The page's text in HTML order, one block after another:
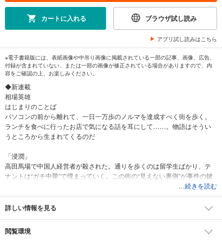
カートに入れる ブラウザ試し読み
アプリ試し読みはこちら
※電子書籍版には、表紙画像や中吊り画像に掲載されている一部の記事、画像、広告、
付録が含まれていない、または一部の画像が修正されている場合がありますので、内
容をご確認の上、お楽しみください。
◆新連載
相場英雄
はじまりのことば
パソコンの前から離れて、一日一万歩のノルマを達成すべく街を歩く。
ランチを食べに行ったお店で気になる話を耳にして……。物語はそうい
うところから生まれてくるのだ
「浸潤」
高田馬場で中国人経営者が殺された。通りを歩くのは留学生ばかり、テ
ナントは“ガチ中華”で埋まっていく。この街の“見えない裏側”が事件の鍵
を握る！ 捜査一課・仲村は、やる気のない若手捜査員・井上と真実をつ
かめるのか
はやせやすひろ×クダマツヒロシ「黒い蔵」
「声が聞こえる！ 声が聞こえる！」―クラスメイトに誘われ、蔵を見に
...続きを読む
詳しい情報を見る
閲覧環境